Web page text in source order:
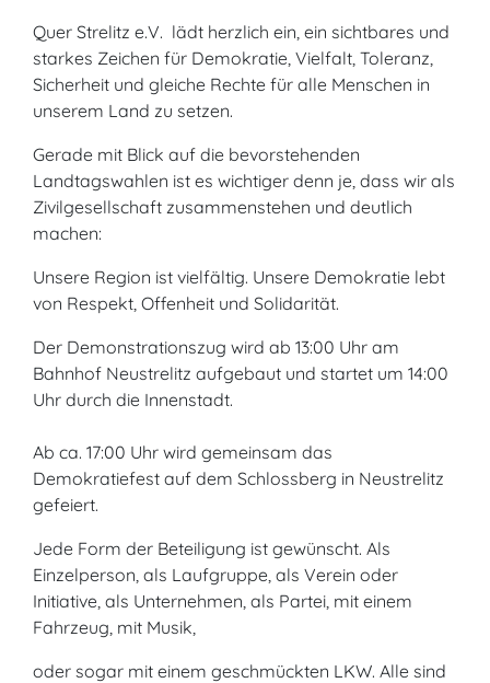
Quer Strelitz e.V. lädt herzlich ein, ein sichtbares und
starkes Zeichen für Demokratie, Vielfalt, Toleranz,
Sicherheit und gleiche Rechte für alle Menschen in
unserem Land zu setzen.
Gerade mit Blick auf die bevorstehenden
Landtagswahlen ist es wichtiger denn je, dass wir als
Zivilgesellschaft zusammenstehen und deutlich
machen:
Unsere Region ist vielfältig. Unsere Demokratie lebt
von Respekt, Offenheit und Solidarität.
Der Demonstrationszug wird ab 13:00 Uhr am
Bahnhof Neustrelitz aufgebaut und startet um 14:00
Uhr durch die Innenstadt.
Ab ca. 17:00 Uhr wird gemeinsam das
Demokratiefest auf dem Schlossberg in Neustrelitz
gefeiert.
Jede Form der Beteiligung ist gewünscht. Als
Einzelperson, als Laufgruppe, als Verein oder
Initiative, als Unternehmen, als Partei, mit einem
Fahrzeug, mit Musik,
oder sogar mit einem geschmückten LKW. Alle sind